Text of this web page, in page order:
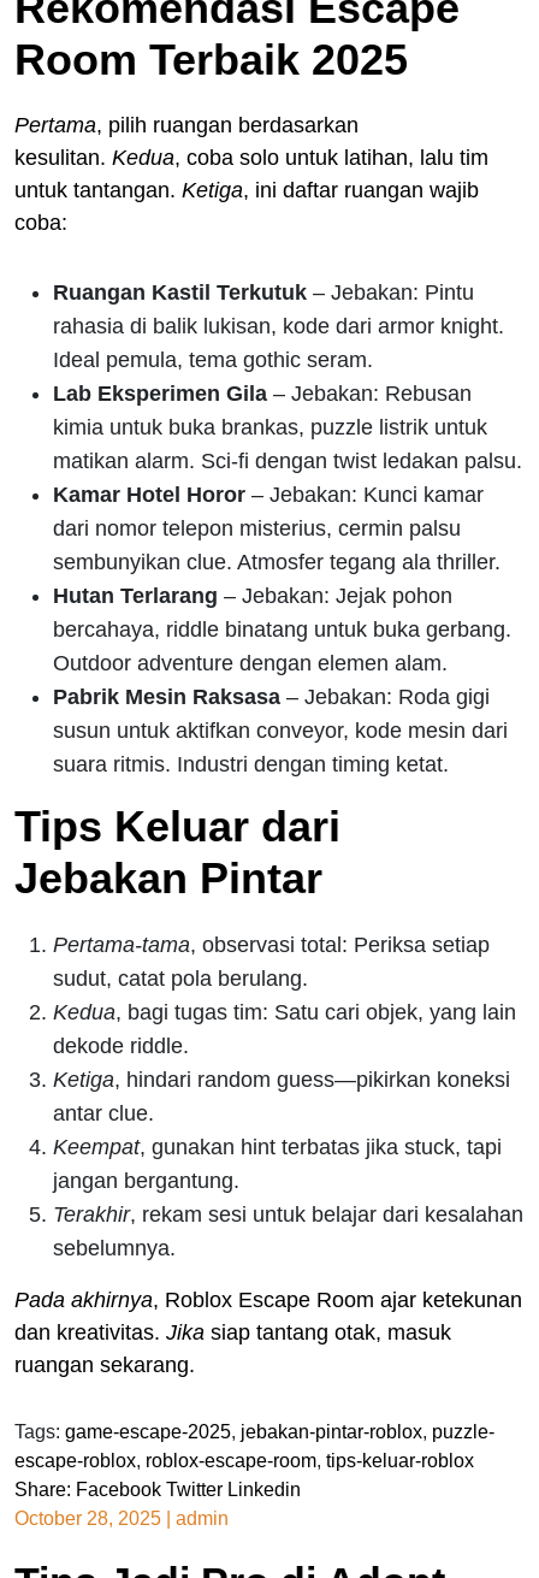
Room Terbaik 2025
Pertama, pilih ruangan berdasarkan
kesulitan. Kedua, coba solo untuk latihan, lalu tim
untuk tantangan. Ketiga, ini daftar ruangan wajib
coba:
Ruangan Kastil Terkutuk – Jebakan: Pintu
rahasia di balik lukisan, kode dari armor knight.
Ideal pemula, tema gothic seram.
Lab Eksperimen Gila – Jebakan: Rebusan
kimia untuk buka brankas, puzzle listrik untuk
matikan alarm. Sci-fi dengan twist ledakan palsu.
Kamar Hotel Horor – Jebakan: Kunci kamar
dari nomor telepon misterius, cermin palsu
sembunyikan clue. Atmosfer tegang ala thriller.
Hutan Terlarang – Jebakan: Jejak pohon
bercahaya, riddle binatang untuk buka gerbang.
Outdoor adventure dengan elemen alam.
Pabrik Mesin Raksasa – Jebakan: Roda gigi
susun untuk aktifkan conveyor, kode mesin dari
suara ritmis. Industri dengan timing ketat.
Tips Keluar dari
Jebakan Pintar
Pertama-tama, observasi total: Periksa setiap
sudut, catat pola berulang.
Kedua, bagi tugas tim: Satu cari objek, yang lain
dekode riddle.
Ketiga, hindari random guess—pikirkan koneksi
antar clue.
Keempat, gunakan hint terbatas jika stuck, tapi
jangan bergantung.
Terakhir, rekam sesi untuk belajar dari kesalahan
sebelumnya.
Pada akhirnya, Roblox Escape Room ajar ketekunan
dan kreativitas. Jika siap tantang otak, masuk
ruangan sekarang.
Tags: game-escape-2025, jebakan-pintar-roblox, puzzle-
escape-roblox, roblox-escape-room, tips-keluar-roblox
Share: Facebook Twitter Linkedin
October 28, 2025
admin